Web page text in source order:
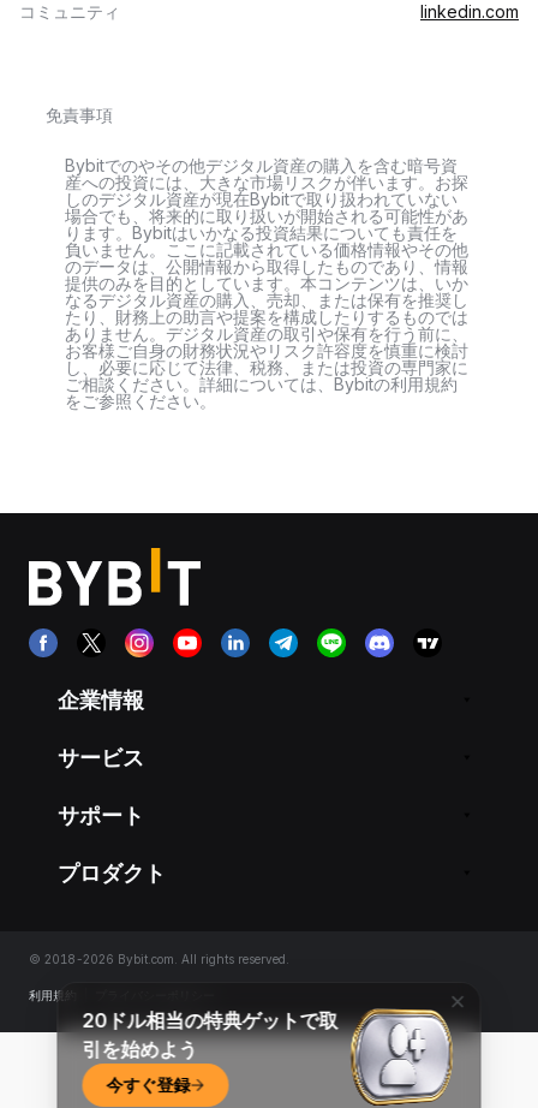
コミュニティ
linkedin.com
免責事項
Bybitでのやその他デジタル資産の購入を含む暗号資
産への投資には、大きな市場リスクが伴います。お探
しのデジタル資産が現在Bybitで取り扱われていない
場合でも、将来的に取り扱いが開始される可能性があ
ります。Bybitはいかなる投資結果についても責任を
負いません。ここに記載されている価格情報やその他
のデータは、公開情報から取得したものであり、情報
提供のみを目的としています。本コンテンツは、いか
なるデジタル資産の購入、売却、または保有を推奨し
たり、財務上の助言や提案を構成したりするものでは
ありません。デジタル資産の取引や保有を行う前に、
お客様ご自身の財務状況やリスク許容度を慎重に検討
し、必要に応じて法律、税務、または投資の専門家に
ご相談ください。詳細については、Bybitの利用規約
をご参照ください。
企業情報
サービス
サポート
プロダクト
© 2018-2026 Bybit.com. All rights reserved.
利用規約
20ドル相当の特典ゲットで取
引を始めよう
今すぐ登録